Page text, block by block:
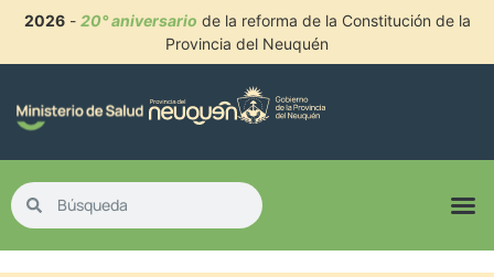
2026- 20° aniversario de la reforma de la Constitución de la
Provincia del Neuquén